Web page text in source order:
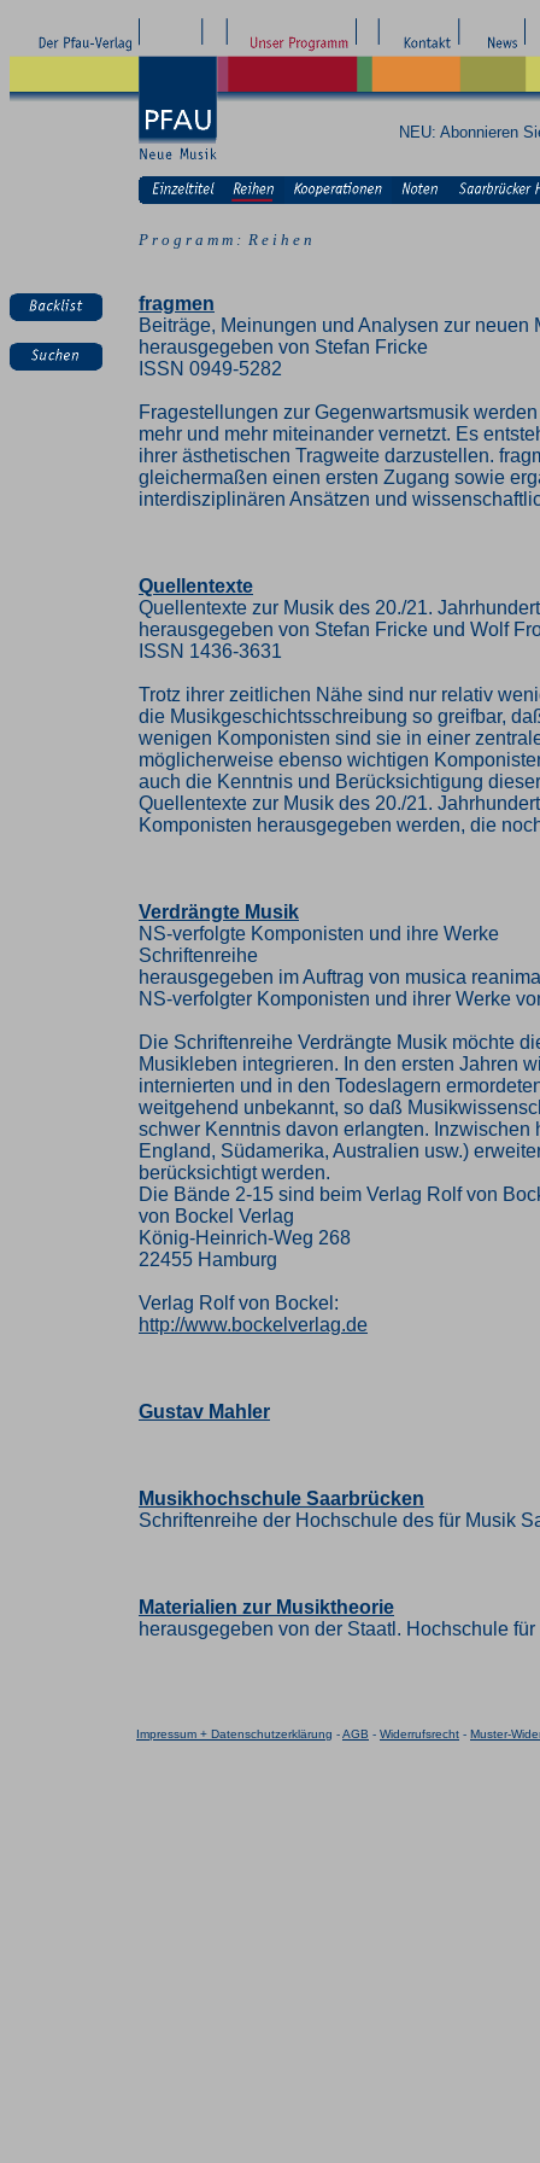
NEU: Abonnieren
P r o g r a m m : R e i h e n
fragmen
Beiträge, Meinungen und Analysen zur neuen
herausgegeben von Stefan Fricke
ISSN 0949-5282
Fragestellungen zur Gegenwartsmusik
mehr und mehr miteinander vernetzt. Es
ihrer ästhetischen Tragweite darzustellen.
gleichermaßen einen ersten Zugang sowie
interdisziplinären Ansätzen und
Quellentexte
Quellentexte zur Musik des 20./21.
herausgegeben von Stefan Fricke und Wolf
ISSN 1436-3631
Trotz ihrer zeitlichen Nähe sind nur relativ
die Musikgeschichtsschreibung so greifbar,
wenigen Komponisten sind sie in einer
möglicherweise ebenso wichtigen
auch die Kenntnis und Berücksichtigung
Quellentexte zur Musik des 20./21.
Komponisten herausgegeben werden, die
Verdrängte Musik
NS-verfolgte Komponisten und ihre Werke
Schriftenreihe
herausgegeben im Auftrag von musica
NS-verfolgter Komponisten und ihrer Werke
Die Schriftenreihe Verdrängte Musik möchte
Musikleben integrieren. In den ersten Jahren
internierten und in den Todeslagern
weitgehend unbekannt, so daß
schwer Kenntnis davon erlangten.
England, Südamerika, Australien usw.)
berücksichtigt werden.
Die Bände 2-15 sind beim Verlag Rolf von
von Bockel Verlag
König-Heinrich-Weg 268
22455 Hamburg
Verlag Rolf von Bockel:
http://www.bockelverlag.de
Gustav Mahler
Musikhochschule Saarbrücken
Schriftenreihe der Hochschule des für Musik
Materialien zur Musiktheorie
herausgegeben von der Staatl. Hochschule
Impressum + Datenschutzerklärung -AGB - Widerrufsrecht - Muster-